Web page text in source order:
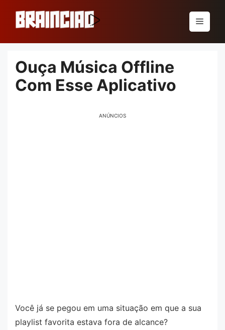
conteúdo
Menu
Ouça Música Offline
Com Esse Aplicativo
ANÚNCIOS
Você já se pegou em uma situação em que a sua
playlist favorita estava fora de alcance?